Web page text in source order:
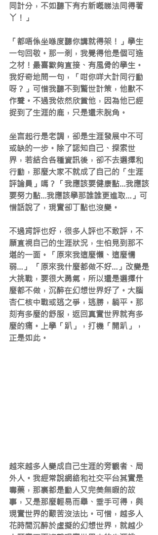
同計分，不如聽下有冇新嘅睇法同得著
丫！」
「都唔係坐喺度聽你講就得架！」學生
一句回敬。那一剎，我覺得他是個可造
之材！最喜歡夠直接、有風骨的學生。
我好奇地問一句，「咁你咩大計同行動
呀？」可惜我聽不到驚世計策，他默不
作聲。不過我依然欣賞他，因為他已經
捉到了生涯的鹿，只是還未脫角。
坐言起行是老調，卻是生涯發展中不可
或缺的一步。除了認知自己、探索世
界，若結合各種資訊後，卻不去選擇和
行動，那麼大家不就成了自己的「生涯
評論員」嗎？「我應該要健康點…我應該
要努力點…我應該學那誰誰更進取…」可
惜話說了，現實卻丁點也沒變。
不過肯評也好，很多人評也不敢評，不
願直視自己的生涯狀況，生怕見到那不
堪的一面。「原來我這麼懶、這麼懦
弱…」 「原來我什麼都做不好…」改變是
大挑戰，要很大勇氣，所以還是選擇什
麼都不做，沉醉在幻想世界好了。大腦
杏仁核中戰或逃之爭，逃勝，躺平。那
刻有多麼的舒服，返回真實世界就有多
麼的痛。上學「趴」，打機「開趴」，
正是如此。
越來越多人變成自己生涯的旁觀者、局
外人。我經常說網絡和社交平台其實是
毒藥，那裏都是動人又完美無暇的故
事，又是那麼輕易而舉、垂手可得，與
現實世界的艱苦沒法比。可惜，越多人
花時間沉醉於虛擬的幻想世界，就越少